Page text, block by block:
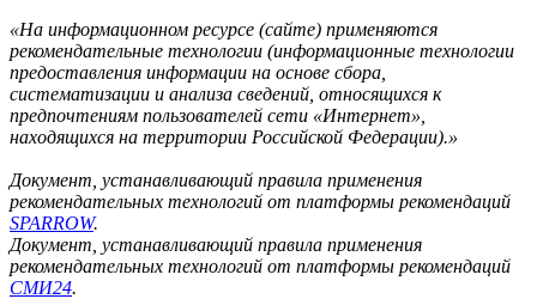
«На информационном ресурсе (сайте) применяются
рекомендательные технологии (информационные технологии
предоставления информации на основе сбора,
систематизации и анализа сведений, относящихся к
предпочтениям пользователей сети «Интернет»,
находящихся на территории Российской Федерации).»
Документ, устанавливающий правила применения
рекомендательных технологий от платформы рекомендаций
SPARROW.
Документ, устанавливающий правила применения
рекомендательных технологий от платформы рекомендаций
СМИ24.